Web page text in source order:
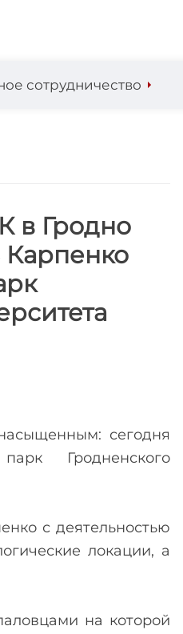
сотрудничество
в Гродно
Карпенко
сегодня
Гродненского
с деятельностью
локации, а
на которой